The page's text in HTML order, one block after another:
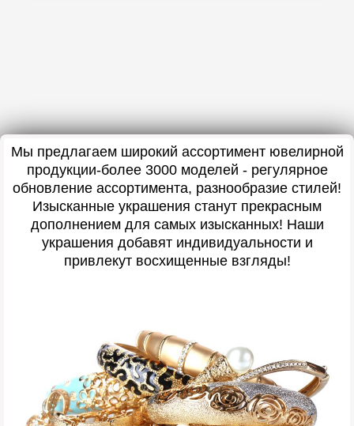
Мы предлагаем широкий ассортимент ювелирной
продукции-более 3000 моделей - регулярное
обновление ассортимента, разнообразие стилей!
Изысканные украшения станут прекрасным
дополнением для самых изысканных! Наши
украшения добавят индивидуальности и
привлекут восхищенные взгляды!